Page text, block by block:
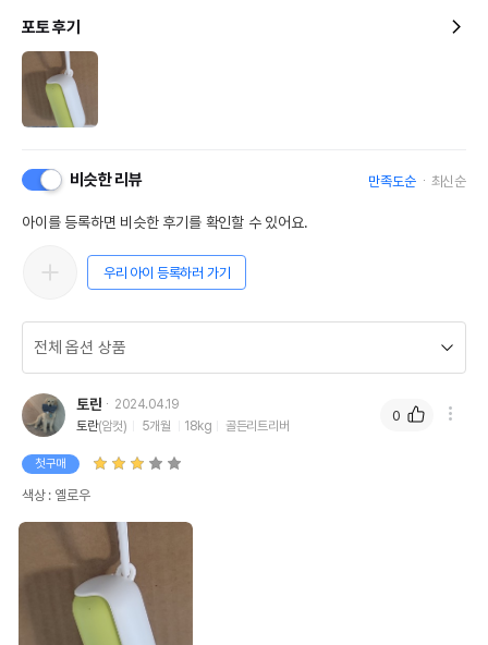
포토 후기
비슷한 리뷰 만족도순 최신순
아이를 등록하면 비슷한 후기를 확인할 수 있어요.
우리 아이 등록하러 가기
토란
2024.04.19
토란(암컷) 5개월 18kg 골든리트리버
첫구매
색상 : 옐로우
0